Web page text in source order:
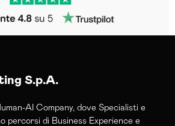
S.p.A.
AI Company, dove Specialisti e
percorsi di Business Experience e